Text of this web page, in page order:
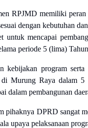
RPJMD memiliki
dengan kebutuhan
untuk mencapai
periode 5 (lima)
program serta
di Murung Raya dalam
dalam pembangunan
pihaknya DPRD sangat
upaya pelaksanaan